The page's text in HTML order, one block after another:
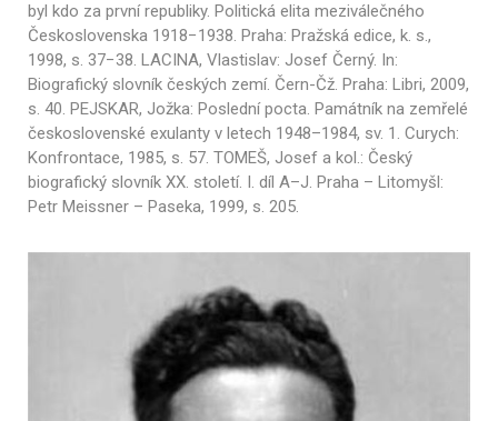
byl kdo za první republiky. Politická elita meziválečného
Československa 1918−1938. Praha: Pražská edice, k. s.,
1998, s. 37−38. LACINA, Vlastislav: Josef Černý. In:
Biografický slovník českých zemí. Čern-Čž. Praha: Libri, 2009,
s. 40. PEJSKAR, Jožka: Poslední pocta. Památník na zemřelé
československé exulanty v letech 1948–1984, sv. 1. Curych:
Konfrontace, 1985, s. 57. TOMEŠ, Josef a kol.: Český
biografický slovník XX. století. I. díl A–J. Praha – Litomyšl:
Petr Meissner – Paseka, 1999, s. 205.